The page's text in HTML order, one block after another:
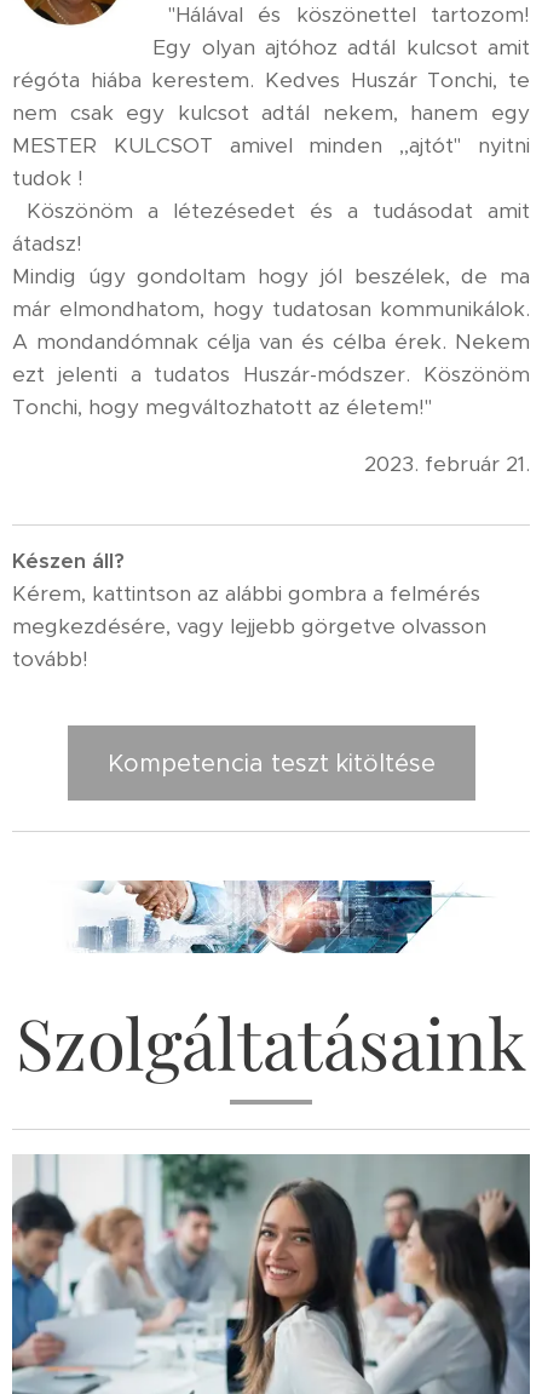
"Hálával és köszönettel tartozom!
Egy olyan ajtóhoz adtál kulcsot amit
régóta hiába kerestem. Kedves Huszár Tonchi, te
nem csak egy kulcsot adtál nekem, hanem egy
MESTER KULCSOT amivel minden ,,ajtót" nyitni
tudok !
Köszönöm a létezésedet és a tudásodat amit
átadsz!
Mindig úgy gondoltam hogy jól beszélek, de ma
már elmondhatom, hogy tudatosan kommunikálok.
A mondandómnak célja van és célba érek. Nekem
ezt jelenti a tudatos Huszár-módszer. Köszönöm
Tonchi, hogy megváltozhatott az életem!"
2023. február 21.
Készen áll?
Kérem, kattintson az alábbi gombra a felmérés
megkezdésére, vagy lejjebb görgetve olvasson
tovább!
Kompetencia teszt kitöltése
Szolgáltatásaink